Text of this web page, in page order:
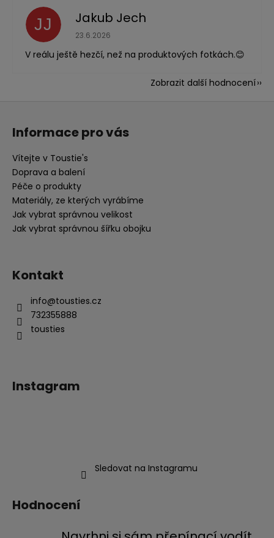
JJ Jakub Jech
Hodnocení obchodu je 5 z 5 hvězdiček.
23.6.2026
V reálu ještě hezčí, než na produktových fotkách.😊
Zobrazit další hodnocení
Informace pro vás
Vítejte v Toustie's
Doprava a balení
Péče o produkty
Materiály, ze kterých vyrábíme
Jak vybrat správnou velikost
Jak vybrat správnou šířku obojku
Kontakt
info@tousties.cz
732355888
tousties
Instagram
Sledovat na Instagramu
Hodnocení